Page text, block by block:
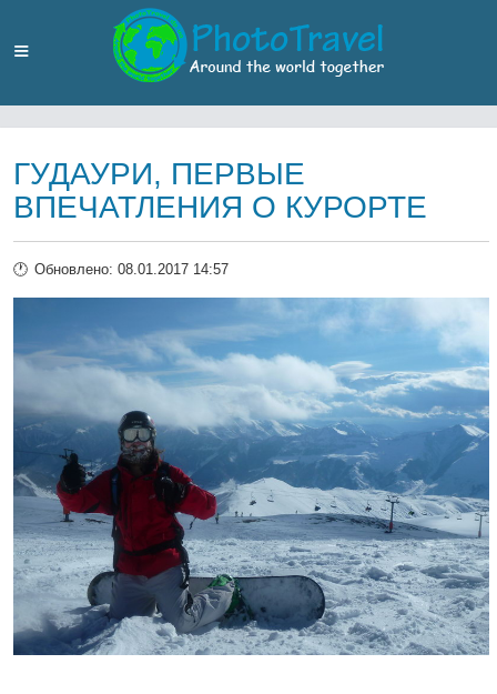
ГУДАУРИ, ПЕРВЫЕ
ВПЕЧАТЛЕНИЯ О КУРОРТЕ
Обновлено: 08.01.2017 14:57